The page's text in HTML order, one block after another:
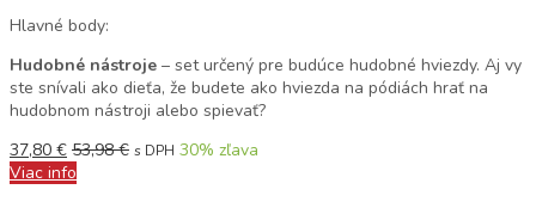
Hlavné body:
Hudobné nástroje – set určený pre budúce hudobné hviezdy. Aj vy
ste snívali ako dieťa, že budete ako hviezda na pódiách hrať na
hudobnom nástroji alebo spievať?
37,80 € 53,98€ s DPH 30% zľava
Viac info